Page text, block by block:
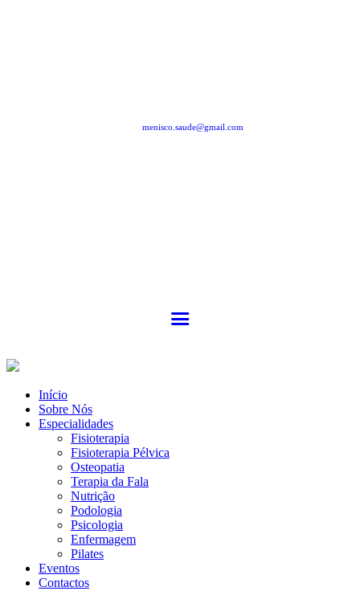
menisco.saude@gmail.com
Início
Sobre Nós
Especialidades
Fisioterapia
Fisioterapia Pélvica
Osteopatia
Terapia da Fala
Nutrição
Podologia
Psicologia
Enfermagem
Pilates
Eventos
Contactos